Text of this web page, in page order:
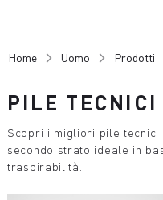
Home Uomo Prodotti
PILE TECNICI
Scopri i migliori pile
secondo strato ideale in
traspirabilità.